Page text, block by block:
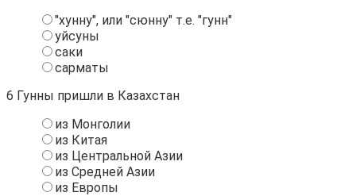
"хунну", или "сюнну" т.е. "гунн"
уйсуны
саки
сарматы
6 Гунны пришли в Казахстан
из Монголии
из Китая
из Центральной Азии
из Средней Азии
из Европы